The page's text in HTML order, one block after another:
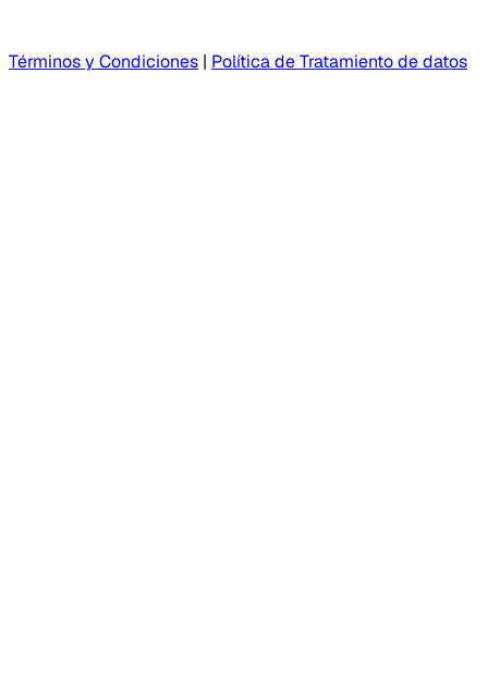
Términos y Condiciones | Política de Tratamiento de datos